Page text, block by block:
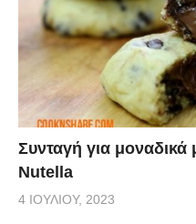
Συνταγή για μοναδικά
Nutella
4 ΙΟΥΛΊΟΥ, 2023